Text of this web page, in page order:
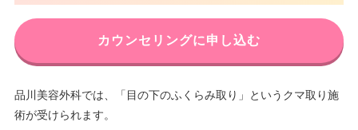
カウンセリングに申し込む
品川美容外科では、「目の下のふくらみ取り」というクマ取り施
術が受けられます。